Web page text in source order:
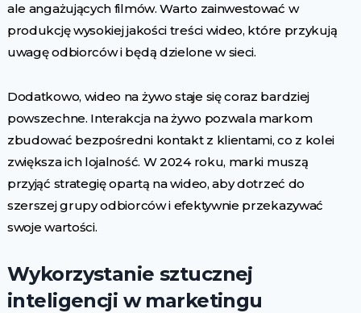
ale angażujących filmów. Warto zainwestować w
produkcję wysokiej jakości treści wideo, które przykują
uwagę odbiorców i będą dzielone w sieci.
Dodatkowo, wideo na żywo staje się coraz bardziej
powszechne. Interakcja na żywo pozwala markom
zbudować bezpośredni kontakt z klientami, co z kolei
zwiększa ich lojalność. W 2024 roku, marki muszą
przyjąć strategię opartą na wideo, aby dotrzeć do
szerszej grupy odbiorców i efektywnie przekazywać
swoje wartości.
Wykorzystanie sztucznej
inteligencji w marketingu